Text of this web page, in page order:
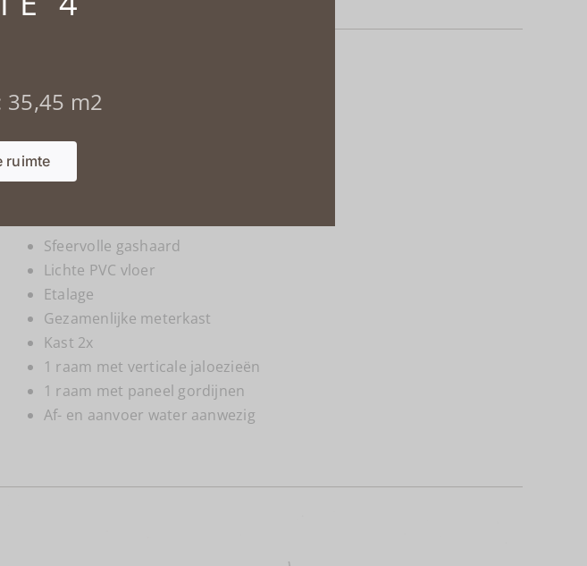
VERHUURD:
Sfeervolle gashaard
Lichte PVC vloer
Etalage
Gezamenlijke meterkast
Kast 2x
1 raam met verticale jaloezieën
1 raam met paneel gordijnen
Af- en aanvoer water aanwezig
m2
ruimte